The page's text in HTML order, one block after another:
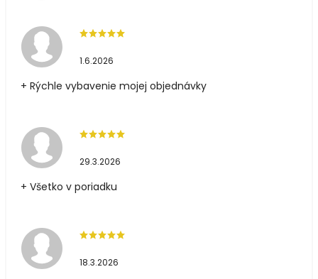
1.6.2026
+ Rýchle vybavenie mojej objednávky
29.3.2026
+ Všetko v poriadku
18.3.2026